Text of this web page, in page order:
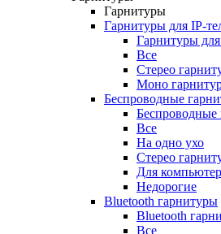
Гарнитуры
Гарнитуры для IP-
Гарнитуры
Все
Стерео
Моно
Беспроводные
Все
На одно ухо
Стерео
Для
Недорогие
Bluetooth гарнитуры
Bluetooth
Все